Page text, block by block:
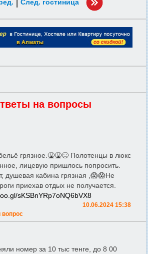
След. гостиница
на вопросы
грязное.🤮🤮😖 Полотенцы в люкс
лицевую пришлось попросить.
душевая кабина грязная ,😱😱Не
приехав отдых не получается.
sKSBnYRp7oNQ6bVX8
10.06.2024 15:38
вопрос
номер за 10 тыс тенге, до 8 00